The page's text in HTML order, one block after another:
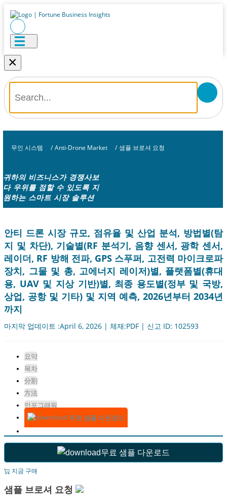
×
무인 시스템 / Anti-Drone Market / 샘플 브로셔 요청
귀하의 비즈니스가 경쟁사보
다 우위를 점할 수 있도록 지
원하는 스마트 시장 솔루션
안티 드론 시장 규모, 점유율 및 산업 분석, 방법별(탐
지 및 차단), 기술별(RF 분석기, 음향 센서, 광학 센서,
레이더, RF 방해 전파, GPS 스푸퍼, 고전력 마이크로파
장치, 그물 및 총, 고에너지 레이저)별, 플랫폼별(휴대
용, UAV 및 지상 기반)별, 최종 용도별(정부 및 국방,
상업, 공항 및 기타) 및 지역 예측, 2026년부터 2034년
까지
마지막 업데이트 :April 6, 2026 | 체재:PDF | 신고 ID: 102593
요약
목차
分割
方法
인포그래픽
무료 샘플 다운로드
무료 샘플 다운로드
지금 구매
샘플 브로셔 요청